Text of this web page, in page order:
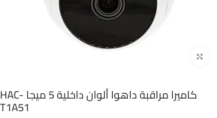
كاميرا مراقبة داهوا ألوان داخلية 5 ميجا HAC-
T1A51